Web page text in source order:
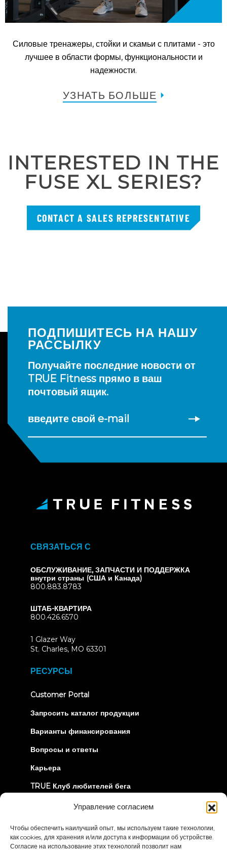
Управление согласием
Чтобы обеспечить наилучший опыт, мы используем такие технологии,
как cookies, для хранения и/или доступа к информации об устройстве.
Согласие на использование этих технологий позволит нам
Силовые тренажеры, стойки и скамьи с плитами - это
лучшее в области формы, функциональности и
надежности.
УЗНАТЬ БОЛЬШЕ
INTERESTED IN THE
FUSE XL SERIES?
CONTACT A SALES REPRESENTATIVE
ПОДПИШИТЕСЬ НА НАШУ
РАССЫЛКУ
Получайте последние новости от
TRUE Fitness прямо в ваш
почтовый ящик.
введите свой e-mail
СВЯЗАТЬСЯ С
ОБСЛУЖИВАНИЕ, ЗАПЧАСТИ И ПОДДЕРЖКА
внутри страны (США и Канада)
800.883.8783
ШТАБ-КВАРТИРА
800.426.6570
1 Glazer Way
St. Charles, MO 63301
РЕСУРСЫ
Customer Portal(opens
new
Запросить каталог продукции
Варианты финансирования
Вопросы и ответы
Карьера
TRUE Клуб любителей бега
Информация об отзыве
ДАВАЙТЕ СОЕДИНИМСЯ